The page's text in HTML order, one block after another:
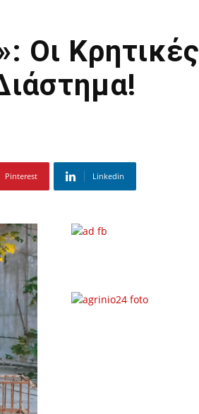
Οι Κρητικές
Pinterest Linkedin